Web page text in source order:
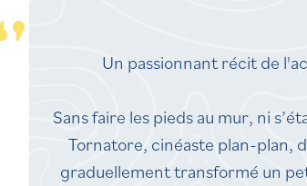
Un passionnant récit de
Sans faire les pieds au mur, ni
Tornatore, cinéaste plan-plan,
graduellement transformé un